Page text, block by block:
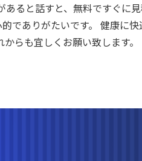
ると話すと、無料ですぐに
でありがたいです。 健康に
らも宜しくお願い致します。